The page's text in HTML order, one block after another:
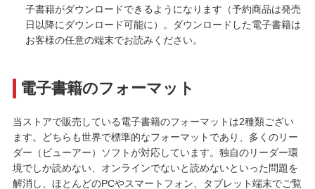
子書籍がダウンロードできるようになります（予約商品は発売
日以降にダウンロード可能に）。ダウンロードした電子書籍は
お客様の任意の端末でお読みください。
電子書籍のフォーマット
当ストアで販売している電子書籍のフォーマットは2種類ござい
ます。どちらも世界で標準的なフォーマットであり、多くのリー
ダー（ビューアー）ソフトが対応しています。独自のリーダー環
境でしか読めない、オンラインでないと読めないといった問題を
解消し、ほとんどのPCやスマートフォン、タブレット端末でご覧